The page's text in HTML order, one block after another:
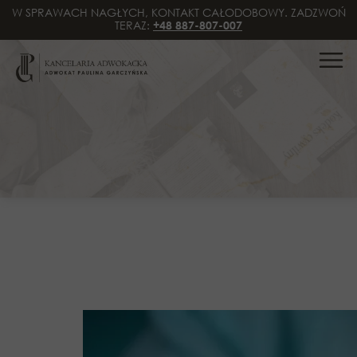
W SPRAWACH NAGŁYCH, KONTAKT CAŁODOBOWY. ZADZWOŃ
TERAZ: +48 887-807-007